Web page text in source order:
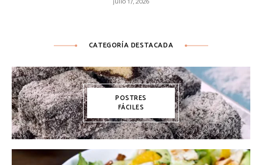
CATEGORÍA DESTACADA
POSTRES
FÁCILES